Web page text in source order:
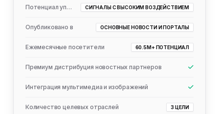
Потенциал упоминания ИИ СИГНАЛЫ С ВЫСОКИМ ВОЗДЕЙСТВИЕМ
Опубликовано в ОСНОВНЫЕ НОВОСТИ И ПОРТАЛЫ
Ежемесячные посетители 60.5M+ ПОТЕНЦИАЛ
Премиум дистрибуция новостных партнеров
Интеграция мультимедиа и изображений
Количество целевых отраслей 3 ЦЕЛИ